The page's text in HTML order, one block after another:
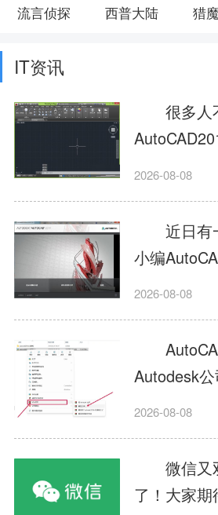
流言侦探 西普大陆 猎
IT资讯
很多人
填充?今日
用图案填
清楚小伙
习一下吧。
入
面，如图
找到矩形选
点击矩...
2026-08-08
近日有
小编
怎么办?下
办的解决
伙伴可以
开控制面
等
安装程序
加/...
2026-08-08
Autodesk
算机辅助
子、建筑
与设计领
工具之一
2026-08-08
微信又
了！大家